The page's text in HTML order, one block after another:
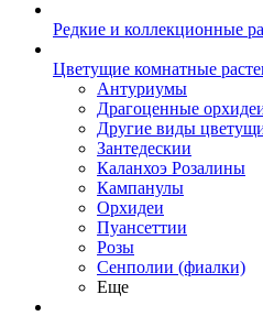
Редкие и коллекционные
Цветущие комнатные
Антуриумы
Драгоценные
Другие виды
Зантедескии
Каланхоэ Розалины
Кампанулы
Орхидеи
Пуансеттии
Розы
Сенполии (фиалки)
Еще